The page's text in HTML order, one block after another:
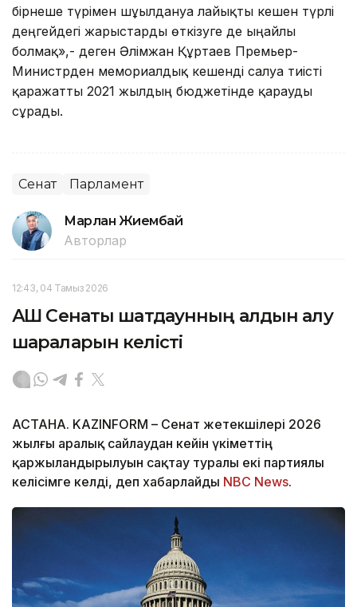
бірнеше түрімен шұғылдануға лайықты кешен түрлі
деңгейдегі жарыстарды өткізуге де ыңғайлы
болмақ»,- деген Әлімжан Құртаев Премьер-
Министрден мемориалдық кешенді салуға тиісті
қаражатты 2021 жылдың бюджетінде қарауды
сұрады.
Сенат Парламент
Марлан Жиембай
Авторлар
12:43, 04 Тамыз 2026
АҚШ Сенаты шатдаунның алдын алу
шараларын келісті
АСТАНА. KAZINFORM – Сенат жетекшілері 2026
жылғы аралық сайлаудан кейін үкіметтің
қаржыландырылуын сақтау туралы екі партиялы
келісімге келді, деп хабарлайды NBC News.